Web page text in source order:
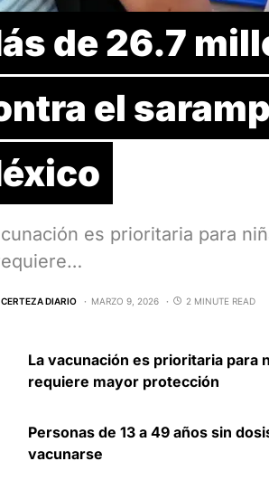
de 26.7
el
es prioritaria para
CERTEZA DIARIO MARZO 9, 2026 2 MINUTE READ
La vacunación es prioritaria para
requiere mayor protección
Personas de 13 a 49 años sin
vacunarse